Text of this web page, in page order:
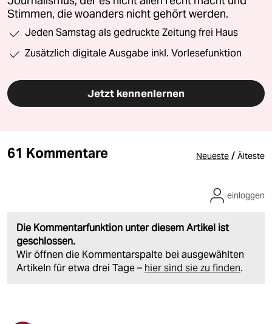
Stimmen, die woanders nicht gehört werden.
Jeden Samstag als gedruckte Zeitung frei Haus
Zusätzlich digitale Ausgabe inkl. Vorlesefunktion
Jetzt kennenlernen
61 Kommentare Neueste / Älteste
Die Kommentarfunktion unter diesem Artikel ist
geschlossen.
Wir öffnen die Kommentarspalte bei ausgewählten
Artikeln für etwa drei Tage – hier sind sie zu finden.
einloggen